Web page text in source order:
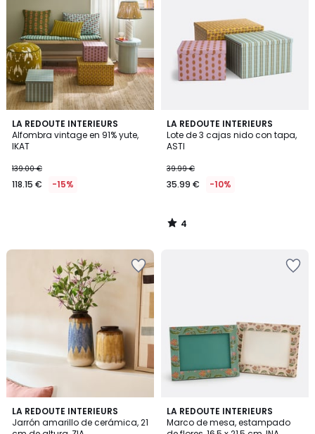
LA REDOUTE INTERIEURS
Alfombra vintage en 91% yute,
IKAT
139.00 €
118.15 € -15%
LA REDOUTE INTERIEURS
Lote de 3 cajas nido con tapa,
ASTI
39.99 €
35.99 € -10%
4
/
5
4
/
LA REDOUTE INTERIEURS
Jarrón amarillo de cerámica, 21
LA REDOUTE INTERIEURS
Marco de mesa, estampado
5
/